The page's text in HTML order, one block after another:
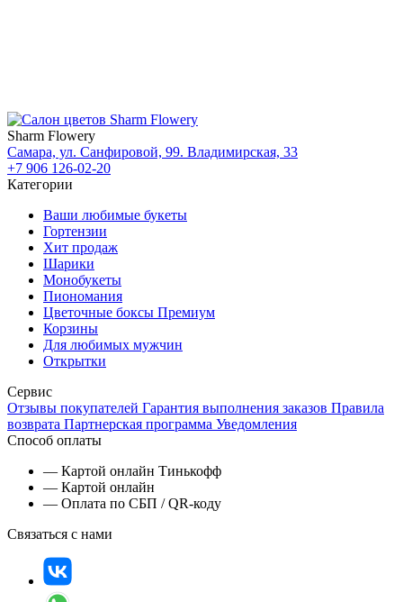
Sharm Flowery
Самара, ул. Санфировой, 99. Владимирская, 33
+7 906 126-02-20
Категории
Ваши любимые букеты
Гортензии
Хит продаж
Шарики
Монобукеты
Пиономания
Цветочные боксы Премиум
Корзины
Для любимых мужчин
Открытки
Сервис
Отзывы покупателей Гарантия выполнения заказов Правила
возврата Партнерская программа Уведомления
Способ оплаты
— Картой онлайн Тинькофф
— Картой онлайн
— Оплата по СБП / QR-коду
Связаться с нами